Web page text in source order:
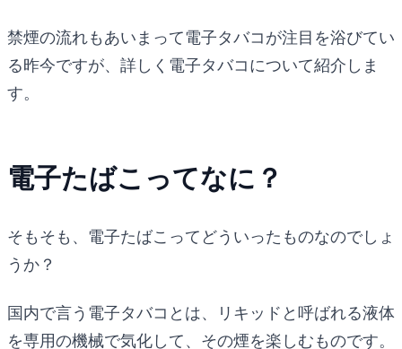
禁煙の流れもあいまって電子タバコが注目を浴びてい
る昨今ですが、詳しく電子タバコについて紹介しま
す。
電子たばこってなに？
そもそも、電子たばこってどういったものなのでしょ
うか？
国内で言う電子タバコとは、リキッドと呼ばれる液体
を専用の機械で気化して、その煙を楽しむものです。